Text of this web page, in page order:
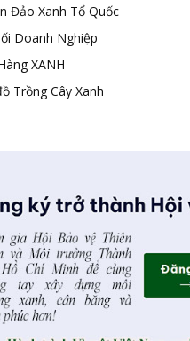
Đảo Xanh Tổ Quốc
Doanh Nghiệp
XANH
Trồng Cây Xanh